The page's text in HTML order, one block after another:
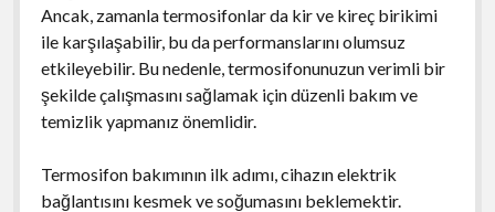
Ancak, zamanla termosifonlar da kir ve kireç birikimi
ile karşılaşabilir, bu da performanslarını olumsuz
etkileyebilir. Bu nedenle, termosifonunuzun verimli bir
şekilde çalışmasını sağlamak için düzenli bakım ve
temizlik yapmanız önemlidir.
Termosifon bakımının ilk adımı, cihazın elektrik
bağlantısını kesmek ve soğumasını beklemektir.